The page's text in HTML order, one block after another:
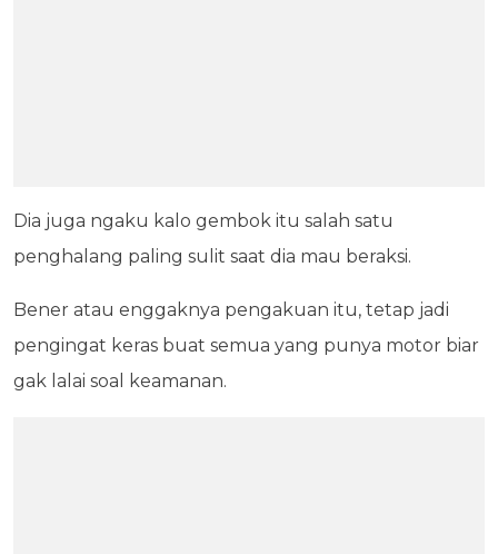
Dia juga ngaku kalo gembok itu salah satu
penghalang paling sulit saat dia mau beraksi.
Bener atau enggaknya pengakuan itu, tetap jadi
pengingat keras buat semua yang punya motor biar
gak lalai soal keamanan.